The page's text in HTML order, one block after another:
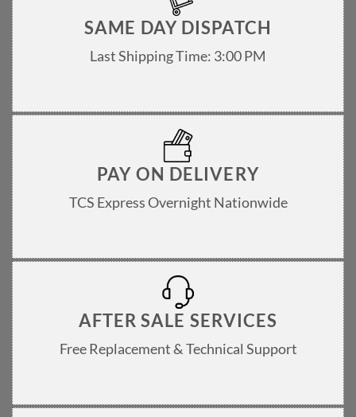
SAME DAY DISPATCH
Last Shipping Time: 3:00 PM
PAY ON DELIVERY
TCS Express Overnight Nationwide
AFTER SALE SERVICES
Free Replacement & Technical Support